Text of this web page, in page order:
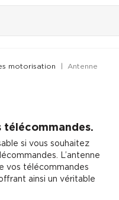
motorisation
Antenne
télécommandes.
si vous souhaitez
L’antenne
vos télécommandes
ainsi un véritable